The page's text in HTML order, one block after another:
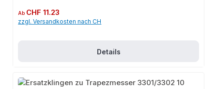
Regulärer Preis:
Ab CHF 11.23
zzgl. Versandkosten nach CH
Details